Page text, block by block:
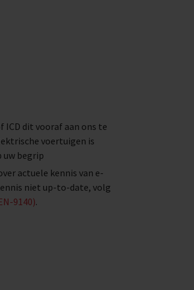
ICD dit vooraf aan ons te
voertuigen is
uw begrip
actuele kennis van e-
niet up-to-date, volg
9140).